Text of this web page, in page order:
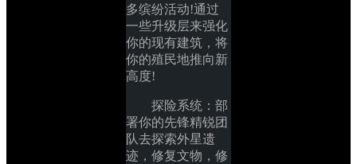
多缤纷活动!通过
一些升级层来强化
你的现有建筑，将
你的殖民地推向新
高度!
探险系统：部
署你的先锋精锐团
队去探索外星遗
迹，修复文物，修